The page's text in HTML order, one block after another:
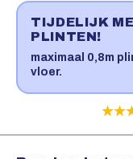
TIJDELIJK
PLINTEN!
maximaal 0,8m
vloer.